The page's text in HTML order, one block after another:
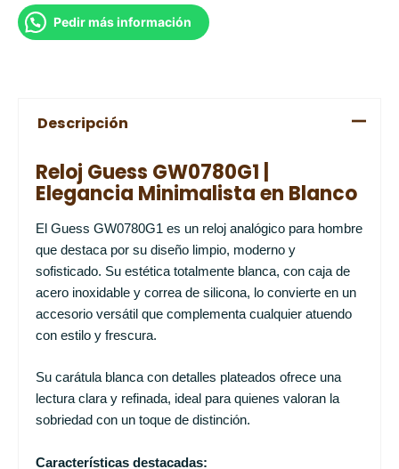
Pedir más información
Descripción
Reloj Guess GW0780G1 |
Elegancia Minimalista en Blanco
El Guess GW0780G1 es un reloj analógico para hombre
que destaca por su diseño limpio, moderno y
sofisticado. Su estética totalmente blanca, con caja de
acero inoxidable y correa de silicona, lo convierte en un
accesorio versátil que complementa cualquier atuendo
con estilo y frescura.
Su carátula blanca con detalles plateados ofrece una
lectura clara y refinada, ideal para quienes valoran la
sobriedad con un toque de distinción.
Características destacadas: